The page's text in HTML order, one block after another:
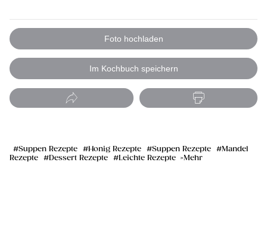
Foto hochladen
Im Kochbuch speichern
Suppen Rezepte Honig Rezepte Suppen Rezepte
Mandel
Rezepte
Dessert Rezepte Leichte Rezepte Mehr